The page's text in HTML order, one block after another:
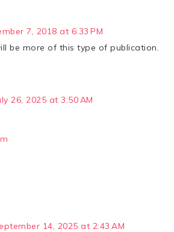
7, 2018 at 6:33 PM
be more of this type of publication.
26, 2025 at 3:50 AM
14, 2025 at 2:43 AM